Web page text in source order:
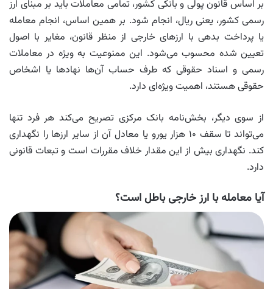
بر اساس قانون پولی و بانکی کشور، تمامی معاملات باید بر مبنای ارز
رسمی کشور، یعنی ریال، انجام شود. بر همین اساس، انجام معامله
یا پرداخت بدهی با ارزهای خارجی از منظر قانون، مغایر با اصول
تعیین‌ شده محسوب می‌شود. این ممنوعیت به‌ ویژه در معاملات
رسمی و اسناد حقوقی که طرف حساب آن‌ها نهادها یا اشخاص
حقوقی هستند، اهمیت ویژه‌ای دارد.
از سوی دیگر، بخش‌نامه بانک مرکزی تصریح می‌کند هر فرد تنها
می‌تواند تا سقف ۱۰ هزار یورو یا معادل آن از سایر ارزها را نگهداری
کند. نگهداری بیش از این مقدار خلاف مقررات است و تبعات قانونی
دارد.
آیا معامله با ارز خارجی باطل است؟